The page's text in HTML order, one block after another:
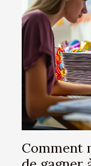
Comment